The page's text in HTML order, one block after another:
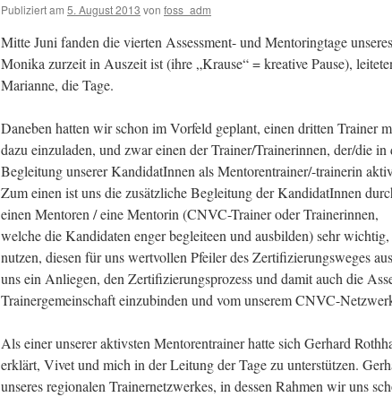
Publiziert am 5. August 2013 von foss_adm
Mitte Juni fanden die vierten Assessment- und Mentoringtage
Monika zurzeit in Auszeit ist (ihre „Krause“ = kreative Pause),
Marianne, die Tage.
Daneben hatten wir schon im Vorfeld geplant, einen dritten Trainer
dazu einzuladen, und zwar einen der Trainer/Trainerinnen, der/die in
Begleitung unserer KandidatInnen als Mentorentrainer/-trainerin
Zum einen ist uns die zusätzliche Begleitung der KandidatInnen
einen Mentoren / eine Mentorin (CNVC-Trainer oder Trainerinnen,
welche die Kandidaten enger begleiteen und ausbilden) sehr
nutzen, diesen für uns wertvollen Pfeiler des Zertifizierungsweges
uns ein Anliegen, den Zertifizierungsprozess und damit auch die
Trainergemeinschaft einzubinden und vom unserem CNVC-
Als einer unserer aktivsten Mentorentrainer hatte sich Gerhard
erklärt, Vivet und mich in der Leitung der Tage zu unterstützen.
unseres regionalen Trainernetzwerkes, in dessen Rahmen wir uns